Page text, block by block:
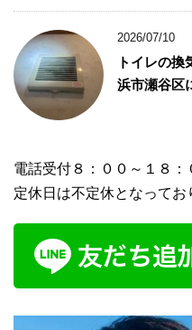
2026/07/10
トイレの
浜市瀬谷区
電話受付８：００～１８：
定休日は不定休となってお